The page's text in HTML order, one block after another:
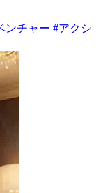
ンチャー #アクシ